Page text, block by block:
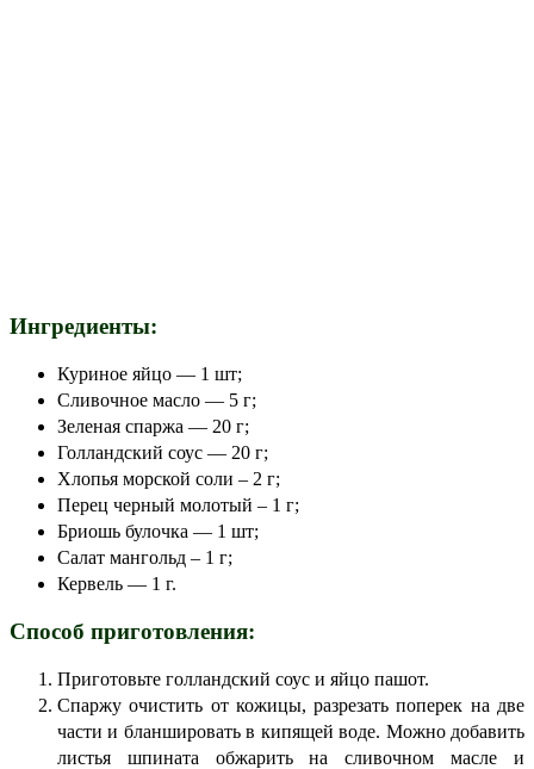
Ингредиенты:
Куриное яйцо — 1 шт;
Сливочное масло — 5 г;
Зеленая спаржа — 20 г;
Голландский соус — 20 г;
Хлопья морской соли – 2 г;
Перец черный молотый – 1 г;
Бриошь булочка — 1 шт;
Салат мангольд – 1 г;
Кервель — 1 г.
Способ приготовления:
Приготовьте голландский соус и яйцо пашот.
Спаржу очистить от кожицы, разрезать поперек на две
части и бланшировать в кипящей воде. Можно добавить
листья шпината обжарить на сливочном масле и